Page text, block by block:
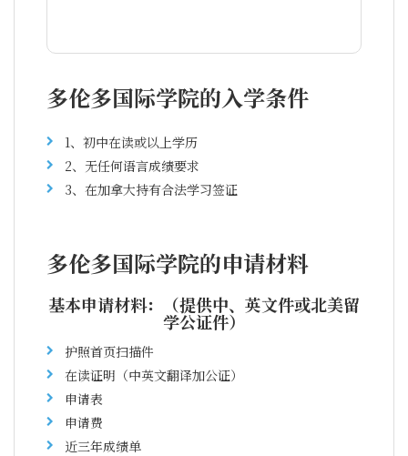
多伦多国际学院的入学条件
1、初中在读或以上学历
2、无任何语言成绩要求
3、在加拿大持有合法学习签证
多伦多国际学院的申请材料
基本申请材料：（提供中、英文件或北美留
学公证件）
护照首页扫描件
在读证明（中英文翻译加公证）
申请表
申请费
近三年成绩单